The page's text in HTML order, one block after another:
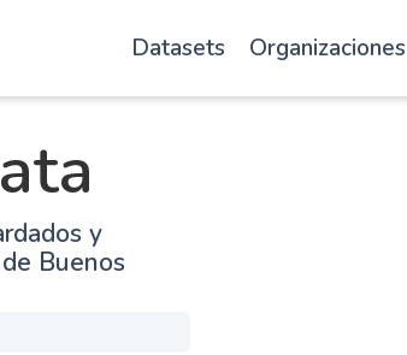
Datasets Organizaciones
y
Buenos